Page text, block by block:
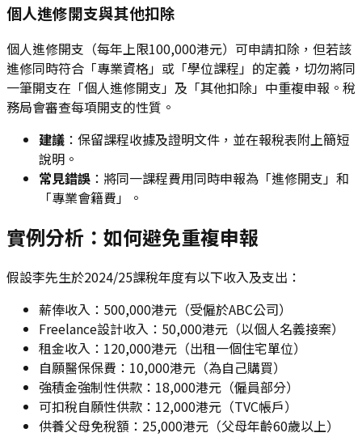
個人進修開支與其他扣除
個人進修開支（每年上限100,000港元）可申請扣除，但若該
進修同時符合「專業資格」或「學位課程」的定義，切勿將同
一筆開支在「個人進修開支」及「其他扣除」中重複申報。稅
務局會審查每項開支的性質。
建議 ：保留課程收據及證明文件，並在報稅表附上簡短
說明。
常見錯誤 ：將同一課程費用同時申報為「進修開支」和
「專業會籍費」。
實例分析：如何避免重複申報
假設李先生於2024/25課稅年度有以下收入及支出：
薪俸收入：500,000港元（受僱於ABC公司）
Freelance設計收入：50,000港元（以個人名義接案）
租金收入：120,000港元（出租一個住宅單位）
自願醫保保費：10,000港元（為自己購買）
強積金強制性供款：18,000港元（僱員部分）
可扣稅自願性供款：12,000港元（TVC帳戶）
供養父母免稅額：25,000港元（父母年齡60歲以上）